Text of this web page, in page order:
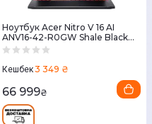
Ноутбук Acer Nitro V 16 AI
ANV16-42-R0GW Shale Black
(NH.U1HEU.00A)
Кешбек3 349 ₴
66 999₴